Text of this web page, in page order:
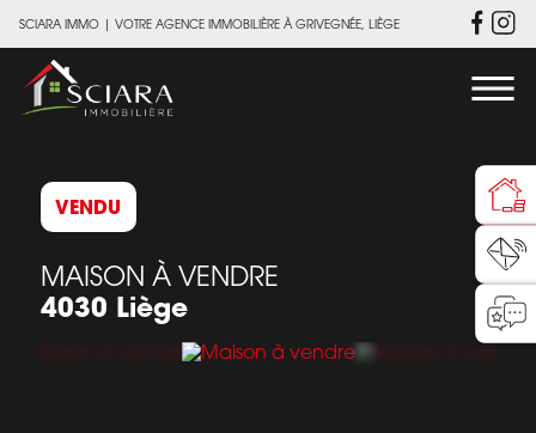
SCIARA IMMO | VOTRE AGENCE IMMOBILIÈRE À GRIVEGNÉE, LIÈGE
VENDU
MAISON À VENDRE
4030 Liège